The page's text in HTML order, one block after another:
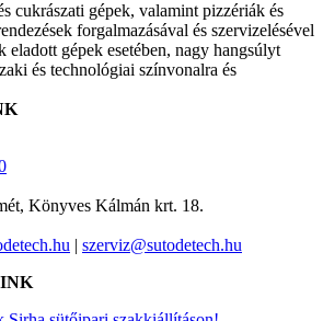
cukrászati gépek, valamint pizzériák és
forgalmazásával és szervizelésével
gépek esetében, nagy hangsúlyt
és technológiai színvonalra és
Könyves Kálmán krt. 18.
| szerviz@sutodetech.hu